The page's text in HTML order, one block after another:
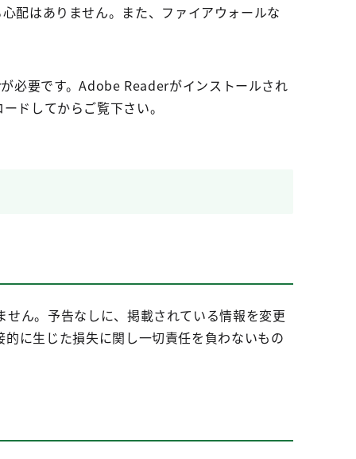
配はありません。また、ファイアウォールな
必要です。Adobe Readerがインストールされ
ドしてからご覧下さい。
ん。予告なしに、掲載されている情報を変更
に生じた損失に関し一切責任を負わないもの